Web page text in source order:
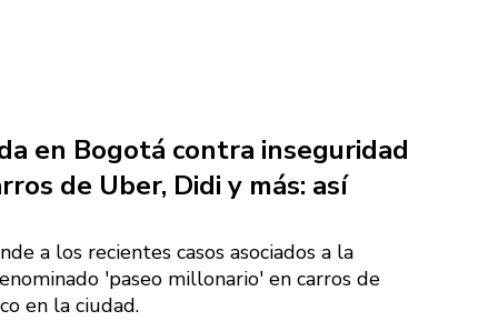
en Bogotá contra inseguridad
de Uber, Didi y más: así
a los recientes casos asociados a la
'paseo millonario' en carros de
en la ciudad.